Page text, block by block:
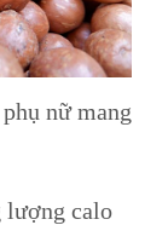
nữ mang
lượng calo